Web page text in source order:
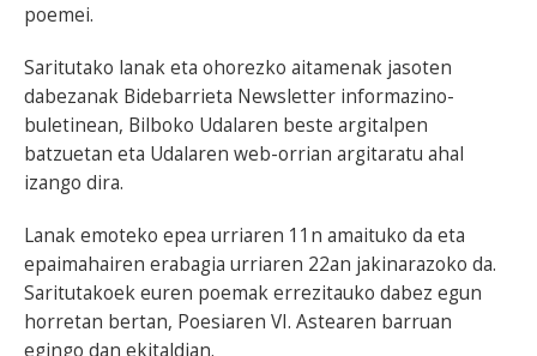
poemei.
Saritutako lanak eta ohorezko aitamenak jasoten
dabezanak Bidebarrieta Newsletter informazino-
buletinean, Bilboko Udalaren beste argitalpen
batzuetan eta Udalaren web-orrian argitaratu ahal
izango dira.
Lanak emoteko epea urriaren 11n amaituko da eta
epaimahairen erabagia urriaren 22an jakinarazoko da.
Saritutakoek euren poemak errezitauko dabez egun
horretan bertan, Poesiaren VI. Astearen barruan
egingo dan ekitaldian.